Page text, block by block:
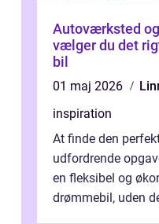
Autoværksted
vælger du det
bil
01 maj 2026
inspiration
At finde den
udfordrende
en fleksibel og
drømmebil, uden